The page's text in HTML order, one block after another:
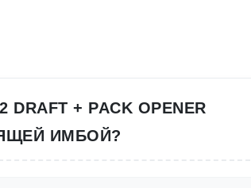
+ PACK OPENER
ИМБОЙ?